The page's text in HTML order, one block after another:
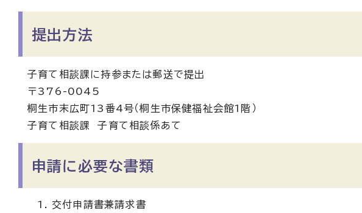
提出方法
子育て相談課に持参または郵送で提出
〒376-0045
桐生市末広町13番4号（桐生市保健福祉会館1階）
子育て相談課 子育て相談係あて
申請に必要な書類
交付申請書兼請求書